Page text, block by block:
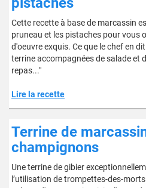
Cette recette à base de marcassin
pruneau et les pistaches pour vous
d'oeuvre exquis. Ce que le chef en
terrine accompagnées de salade et
repas..."
Lire la recette
Terrine de
champignons
Une terrine de gibier
l’utilisation de trompettes-des-